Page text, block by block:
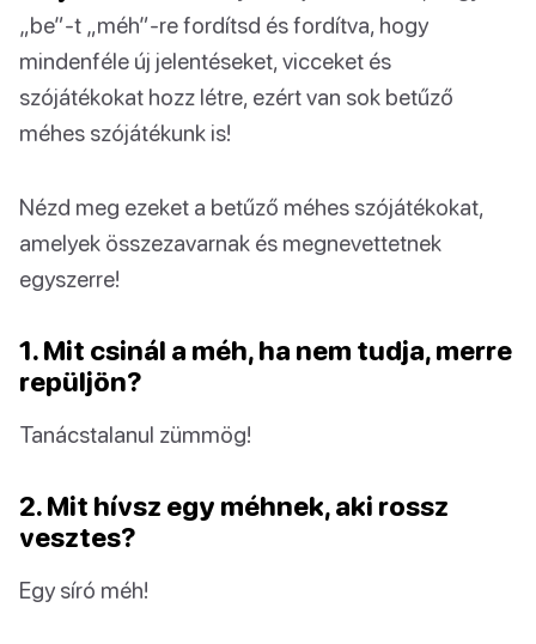
„be”-t „méh”-re fordítsd és fordítva, hogy
mindenféle új jelentéseket, vicceket és
szójátékokat hozz létre, ezért van sok betűző
méhes szójátékunk is!
Nézd meg ezeket a betűző méhes szójátékokat,
amelyek összezavarnak és megnevettetnek
egyszerre!
1. Mit csinál a méh, ha nem tudja, merre
repüljön?
Tanácstalanul zümmög!
2. Mit hívsz egy méhnek, aki rossz
vesztes?
Egy síró méh!